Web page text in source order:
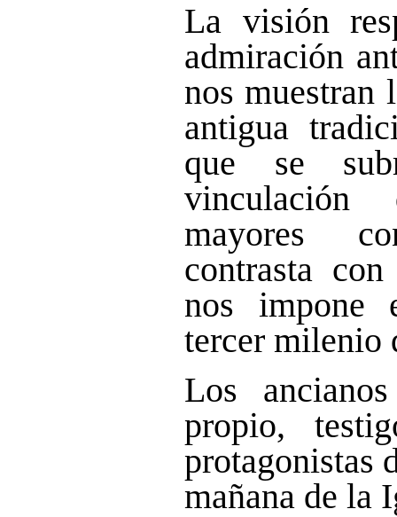
La visión
admiración
nos muestran
antigua
que se
mayores
contrasta
nos impone
tercer milenio
Los
propio,
protagonistas
mañana de la